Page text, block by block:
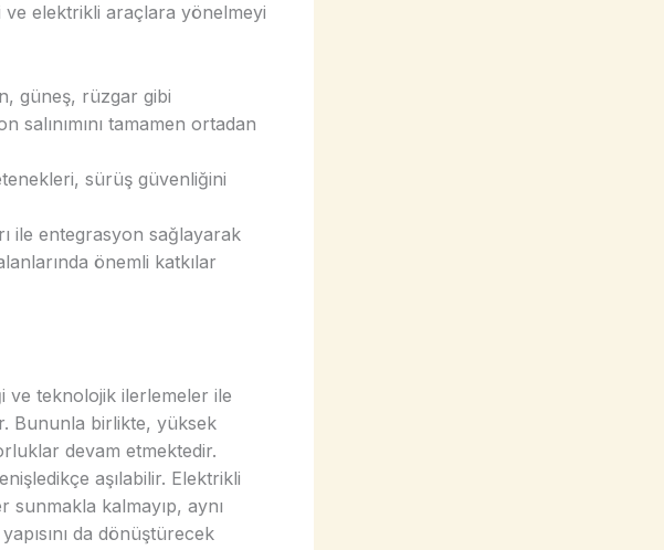
ve elektrikli araçlara yönelmeyi
güneş, rüzgar gibi
salınımını tamamen ortadan
sürüş güvenliğini
ile entegrasyon sağlayarak
önemli katkılar
ve teknolojik ilerlemeler ile
Bununla birlikte, yüksek
devam etmektedir.
aşılabilir. Elektrikli
sunmakla kalmayıp, aynı
da dönüştürecek